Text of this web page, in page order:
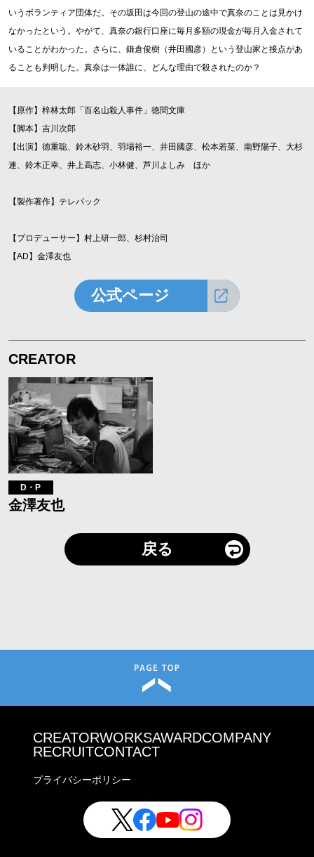
いうボランティア団体だ。その坂田は今回の登山の途中で真奈のことは見かけ
なかったという。やがて、真奈の銀行口座に毎月多額の現金が毎月入金されて
いることがわかった。さらに、鎌倉俊樹（井田國彦）という登山家と接点があ
ることも判明した。真奈は一体誰に、どんな理由で殺されたのか？
【原作】梓林太郎「百名山殺人事件」徳間文庫
【脚本】吉川次郎
【出演】徳重聡、鈴木砂羽、羽場裕一、井田國彦、松本若菜、南野陽子、大杉
連、鈴木正幸、井上高志、小林健、芦川よしみ ほか
【製作著作】テレパック
【プロデューサー】村上研一郎、杉村治司
【AD】金澤友也
公式ページ
CREATOR
D・P
金澤友也
戻る
CREATORWORKSAWARDCOMPANY
RECRUITCONTACT
プライバシーポリシー